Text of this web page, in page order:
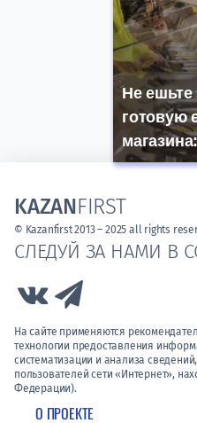
Не ешьте
готовую
О ПРОЕКТЕ
СЛЕДУЙ ЗА НАМИ В
Link to Vk
На сайте применяются
технологии предоставления
систематизации и анализа
пользователей сети «Интернет»,
Федерации).
KAZANFIRST
© Kazanfirst 2013 – 2025 all rights